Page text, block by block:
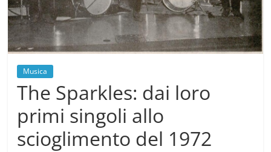
Musica
The Sparkles: dai loro
primi singoli allo
scioglimento del 1972